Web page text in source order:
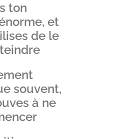
ton
et
de le
souvent,
à ne